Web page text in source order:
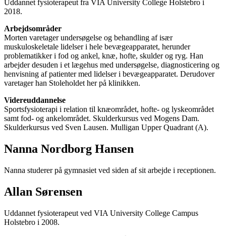
Uddannet fysioterapeut fra VIA University College Holstebro i
2018.
Arbejdsområder
Morten varetager undersøgelse og behandling af især
muskuloskeletale lidelser i hele bevægeapparatet, herunder
problematikker i fod og ankel, knæ, hofte, skulder og ryg. Han
arbejder desuden i et lægehus med undersøgelse, diagnosticering og
henvisning af patienter med lidelser i bevægeapparatet. Derudover
varetager han Stoleholdet her på klinikken.
Videreuddannelse
Sportsfysioterapi i relation til knæområdet, hofte- og lyskeområdet
samt fod- og ankelområdet. Skulderkursus ved Mogens Dam.
Skulderkursus ved Sven Lausen. Mulligan Upper Quadrant (A).
Nanna Nordborg Hansen
Nanna studerer på gymnasiet ved siden af sit arbejde i receptionen.
Allan Sørensen
Uddannet fysioterapeut ved VIA University College Campus
Holstebro i 2008.